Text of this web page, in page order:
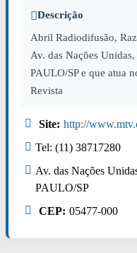
Descrição
Abril Radiodifusão,
Av. das Nações
PAULO/SP e que atua
Revista
Site: http://
Tel: (11) 38717280
Av. das Nações
PAULO/SP
CEP: 05477-000